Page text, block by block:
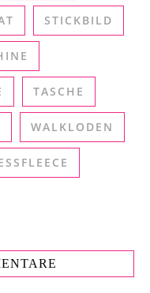
STICKBILD
TASCHE
WALKLODEN